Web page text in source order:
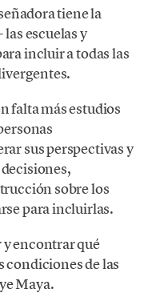
tiene la
escuelas y
incluir a todas las
falta más estudios
sus perspectivas y
sobre los
para incluirlas.
encontrar qué
condiciones de las
Maya.